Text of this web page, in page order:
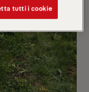
tutti i cookie